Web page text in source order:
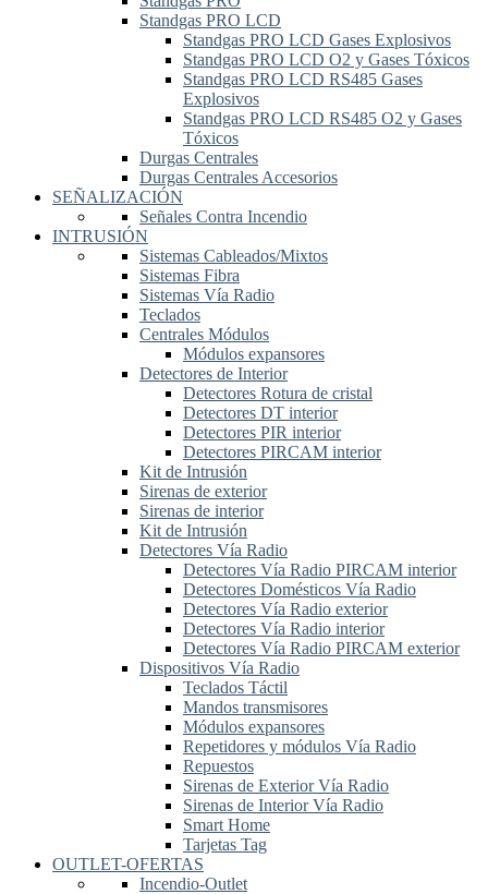
Standgas PRO LCD
Standgas PRO LCD Gases Explosivos
Standgas PRO LCD O2 y Gases Tóxicos
Standgas PRO LCD RS485 Gases
Explosivos
Standgas PRO LCD RS485 O2 y Gases
Tóxicos
Durgas Centrales
Durgas Centrales Accesorios
SEÑALIZACIÓN
Señales Contra Incendio
INTRUSIÓN
Sistemas Cableados/Mixtos
Sistemas Fibra
Sistemas Vía Radio
Teclados
Centrales Módulos
Módulos expansores
Detectores de Interior
Detectores Rotura de cristal
Detectores DT interior
Detectores PIR interior
Detectores PIRCAM interior
Kit de Intrusión
Sirenas de exterior
Sirenas de interior
Kit de Intrusión
Detectores Vía Radio
Detectores Vía Radio PIRCAM interior
Detectores Domésticos Vía Radio
Detectores Vía Radio exterior
Detectores Vía Radio interior
Detectores Vía Radio PIRCAM exterior
Dispositivos Vía Radio
Teclados Táctil
Mandos transmisores
Módulos expansores
Repetidores y módulos Vía Radio
Repuestos
Sirenas de Exterior Vía Radio
Sirenas de Interior Vía Radio
Smart Home
Tarjetas Tag
OUTLET-OFERTAS
Incendio-Outlet